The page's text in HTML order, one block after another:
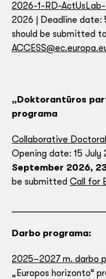
2026-1-RD-
2026 | Deadline date:
should be submitted to
„Doktorantūros
programa
Collaborative
Opening date: 15
September 2026,
be submitted Call for
Darbo programa:
2025–2027 m. darbo
„Europos horizonto“